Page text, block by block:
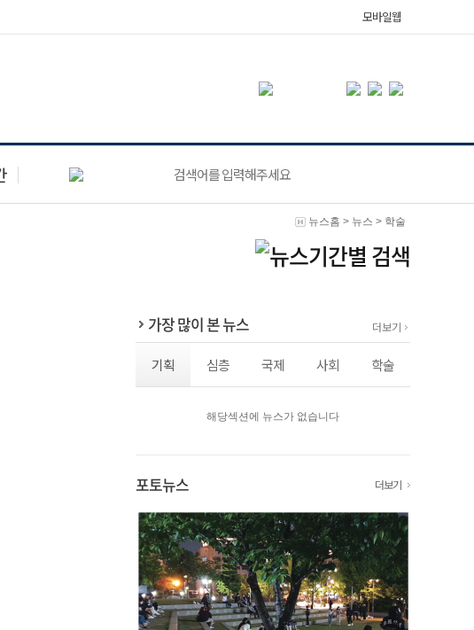
모바일웹
뉴스홈 > 뉴스 > 학술
가장 많이 본 뉴스
기획 심층 국제 사회 학술
더보기
해당섹션에 뉴스가 없습니다
포토뉴스 더보기